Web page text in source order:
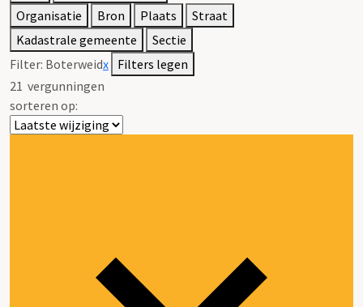
Organisatie
Bron Plaats
Straat
Kadastrale gemeente
Sectie
Filter: Boterweidx Filters legen
21 vergunningen
sorteren op: